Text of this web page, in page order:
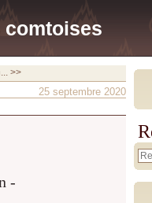
>>
25 septembre 2020